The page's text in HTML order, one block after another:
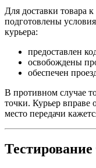
Для доставки товара
подготовлены
курьера:
предоставлен
освобождены
обеспечен
В противном случае
точки. Курьер вправе
место передачи
Тестирование